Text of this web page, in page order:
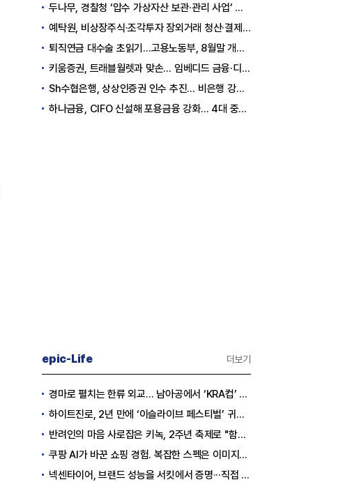
두나무, 경찰청 ‘압수 가상자산 보관·관리 사업’ 최종 낙찰
예탁원, 비상장주식·조각투자 장외거래 청산·결제 인프라 구축 착수
퇴직연금 대수술 초읽기…고용노동부, 8월말 개정안 발표
키움증권, 트래블월렛과 맞손… 임베디드 금융·디지털 자산 신사업 추진
Sh수협은행, 상상인증권 인수 추진… 비은행 강화 ‘금융그룹’ 도약 발판
하나금융, CIFO 신설해 포용금융 강화… 4대 중심축 중심 상반기 목표 60% 달성
epic-Life 더보기
경마로 펼치는 한류 외교… 남아공에서 ‘KRA컵’ 개최하는 한국마사회
하이트진로, 2년 만에 ‘이슬라이브 페스티벌’ 귀환…25,000명 규모 대확장
반려인의 마음 사로잡은 키녹, 2주년 축제로 "함께하는 즐거움"을 선물하다
쿠팡 AI가 바꾼 쇼핑 경험. 복잡한 스펙은 이미지로, 수백 개 리뷰는 한눈에…
넥센타이어, 브랜드 성능을 서킷에서 증명···직접 체험하는 고객 참여형 마케팅 확대